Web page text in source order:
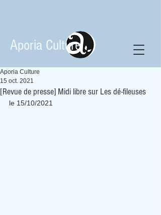
Aporia Culture
[Revue de presse] Midi libre sur Les dé-fileuses
Aporia Culture
15 oct. 2021
le 15/10/2021